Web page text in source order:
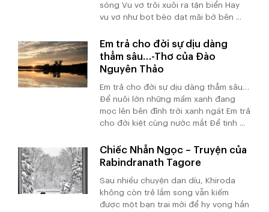
sóng Vu vơ trôi xuôi ra tận biển Hay
vu vơ như bọt bèo dạt mãi bờ bên ...
Em trả cho đời sự dịu dàng
thẳm sâu…-Thơ của Đào
Nguyên Thảo
Em trả cho đời sự dịu dàng thẳm sâu…
Để nuôi lớn những mầm xanh đang
mọc lên bên đỉnh trời xanh ngát Em trả
cho đời kiệt cùng nước mắt Để tinh ...
Chiếc Nhẫn Ngọc – Truyện của
Rabindranath Tagore
Sau nhiều chuyện dan díu, Khiroda
không còn trẻ lắm song vẫn kiếm
được một bạn trai mới để hy vọng hắn